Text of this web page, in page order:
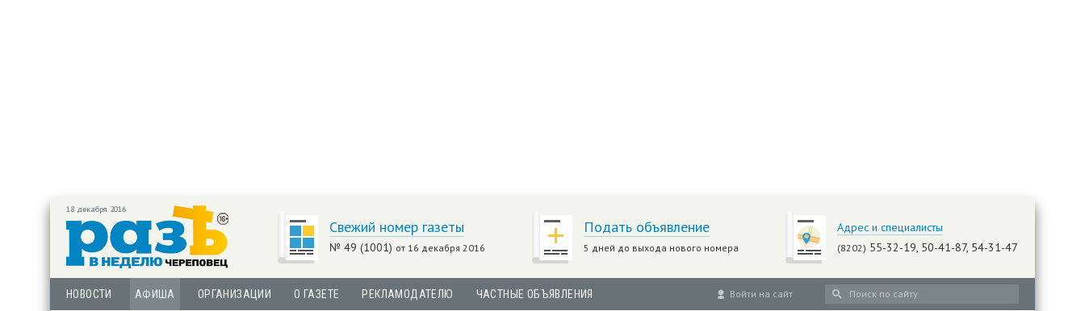
18 декабря 2016
Свежий номер газеты
№ 49 (1001) от 16 декабря 2016
Подать объявление
5 дней до выхода нового номера
Адрес и специалисты
(8202) 55-32-19, 50-41-87, 54-31-47
Войти на сайт
НОВОСТИ АФИША ОРГАНИЗАЦИИ О ГАЗЕТЕ РЕКЛАМОДАТЕЛЮ ЧАСТНЫЕ ОБЪЯВЛЕНИЯ